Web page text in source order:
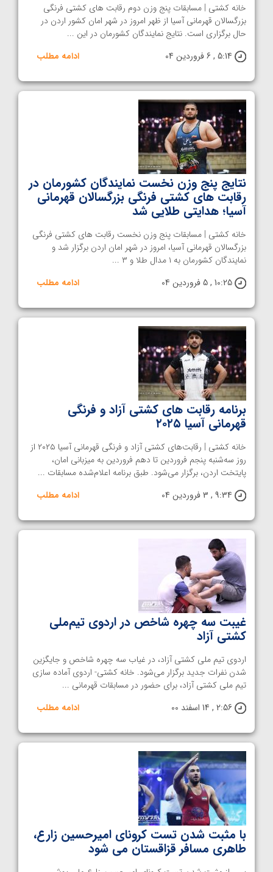
خانه کشتی | مسابقات پنج وزن دوم رقابت های کشتی فرنگی
بزرگسالان قهرمانی آسیا از ظهر امروز در شهر امان کشور اردن در
حال برگزاری است. نتایج نمایندگان کشورمان در این ...
5:14 , 6 فروردین 04
ادامه مطلب
نتایج پنج وزن نخست نمایندگان کشورمان در
رقابت های کشتی فرنگی بزرگسالان قهرمانی
آسیا؛ هدایتی طلایی شد
خانه کشتی | مسابقات پنج وزن نخست رقابت های کشتی فرنگی
بزرگسالان قهرمانی آسیا، امروز در شهر امان اردن برگزار شد و
نمایندگان کشورمان به ۱ مدال طلا و ۳ ...
10:25 , 5 فروردین 04
ادامه مطلب
برنامه رقابت های کشتی آزاد و فرنگی
قهرمانی آسیا ۲۰۲۵
خانه کشتی | رقابت‌های کشتی آزاد و فرنگی قهرمانی آسیا ۲۰۲۵ از
روز سه‌شنبه پنجم فروردین تا دهم فروردین به میزبانی امان،
پایتخت اردن، برگزار می‌شود. طبق برنامه اعلام‌شده مسابقات ...
9:34 , 3 فروردین 04
ادامه مطلب
غیبت سه چهره شاخص در اردوی تیم‌ملی
کشتی آزاد
اردوی تیم ملی کشتی آزاد، در غیاب سه چهره شاخص و جایگزین
شدن نفرات جدید برگزار می‌شود. خانه کشتی- اردوی آماده سازی
تیم ملی کشتی آزاد، برای حضور در مسابقات قهرمانی ...
2:56 , 14 اسفند 00
ادامه مطلب
با مثبت شدن تست کرونای امیرحسین زارع،
طاهری مسافر قزاقستان می شود